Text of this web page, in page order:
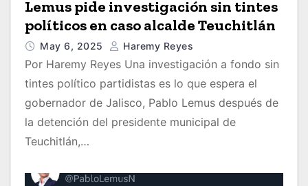
Lemus pide investigación sin tintes
políticos en caso alcalde Teuchitlán
May 6, 2025 Haremy Reyes
Por Haremy Reyes Una investigación a fondo sin
tintes político partidistas es lo que espera el
gobernador de Jalisco, Pablo Lemus después de
la detención del presidente municipal de
Teuchitlán,…